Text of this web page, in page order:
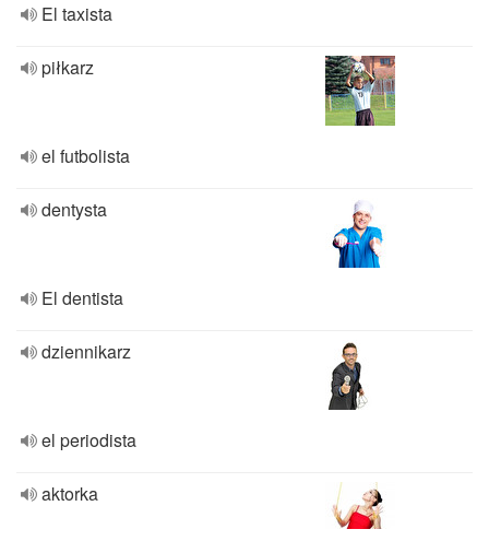
El taxista
piłkarz
el futbolista
dentysta
El dentista
dziennikarz
el periodista
aktorka